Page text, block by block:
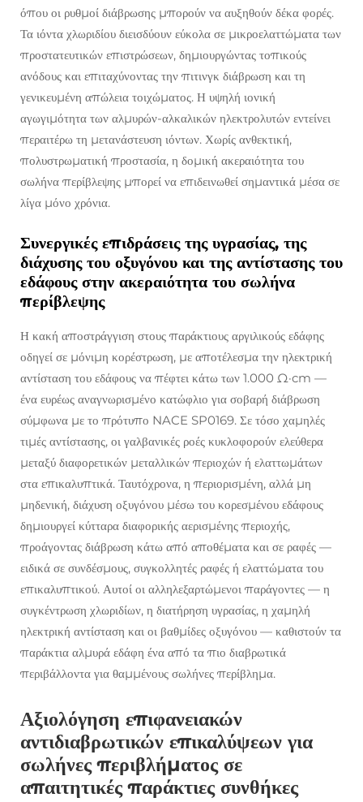
όπου οι ρυθμοί διάβρωσης μπορούν να αυξηθούν δέκα φορές.
Τα ιόντα χλωριδίου διεισδύουν εύκολα σε μικροελαττώματα των
προστατευτικών επιστρώσεων, δημιουργώντας τοπικούς
ανόδους και επιταχύνοντας την πιτινγκ διάβρωση και τη
γενικευμένη απώλεια τοιχώματος. Η υψηλή ιονική
αγωγιμότητα των αλμυρών-αλκαλικών ηλεκτρολυτών εντείνει
περαιτέρω τη μετανάστευση ιόντων. Χωρίς ανθεκτική,
πολυστρωματική προστασία, η δομική ακεραιότητα του
σωλήνα περίβλεψης μπορεί να επιδεινωθεί σημαντικά μέσα σε
λίγα μόνο χρόνια.
Συνεργικές επιδράσεις της υγρασίας, της
διάχυσης του οξυγόνου και της αντίστασης του
εδάφους στην ακεραιότητα του σωλήνα
περίβλεψης
Η κακή αποστράγγιση στους παράκτιους αργιλικούς εδάφης
οδηγεί σε μόνιμη κορέστρωση, με αποτέλεσμα την ηλεκτρική
αντίσταση του εδάφους να πέφτει κάτω των 1.000 Ω·cm —
ένα ευρέως αναγνωρισμένο κατώφλιο για σοβαρή διάβρωση
σύμφωνα με το πρότυπο NACE SP0169. Σε τόσο χαμηλές
τιμές αντίστασης, οι γαλβανικές ροές κυκλοφορούν ελεύθερα
μεταξύ διαφορετικών μεταλλικών περιοχών ή ελαττωμάτων
στα επικαλυπτικά. Ταυτόχρονα, η περιορισμένη, αλλά μη
μηδενική, διάχυση οξυγόνου μέσω του κορεσμένου εδάφους
δημιουργεί κύτταρα διαφορικής αερισμένης περιοχής,
προάγοντας διάβρωση κάτω από αποθέματα και σε ραφές —
ειδικά σε συνδέσμους, συγκολλητές ραφές ή ελαττώματα του
επικαλυπτικού. Αυτοί οι αλληλεξαρτώμενοι παράγοντες — η
συγκέντρωση χλωριδίων, η διατήρηση υγρασίας, η χαμηλή
ηλεκτρική αντίσταση και οι βαθμίδες οξυγόνου — καθιστούν τα
παράκτια αλμυρά εδάφη ένα από τα πιο διαβρωτικά
περιβάλλοντα για θαμμένους σωλήνες περίβλημα.
Αξιολόγηση επιφανειακών
αντιδιαβρωτικών επικαλύψεων για
σωλήνες περιβλήματος σε
απαιτητικές παράκτιες συνθήκες